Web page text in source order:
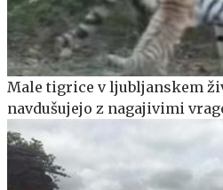
Male tigrice v ljubljanskem
navdušujejo z nagajivimi